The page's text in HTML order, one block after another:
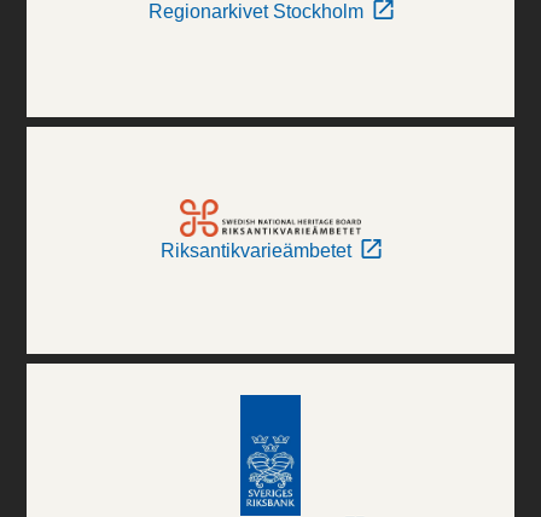
Regionarkivet Stockholm
Riksantikvarieämbetet